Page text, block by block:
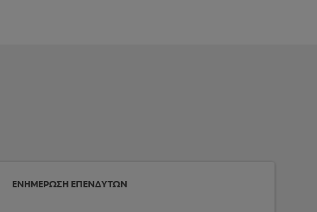
ΕΝΗΜΕΡΩΣΗ ΕΠΕΝΔΥΤΩΝ